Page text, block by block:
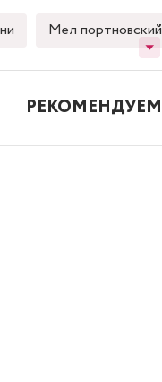
Мел портновский
РЕКОМЕНДУЕМ